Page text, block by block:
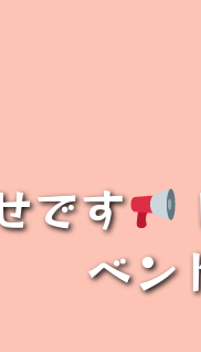
です
ベン